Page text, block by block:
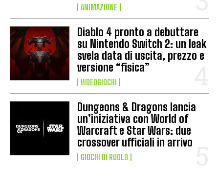
ANIMAZIONE
Diablo 4 pronto a debuttare
su Nintendo Switch 2: un leak
svela data di uscita, prezzo e
versione “fisica”
VIDEOGIOCHI
Dungeons & Dragons lancia
un’iniziativa con World of
Warcraft e Star Wars: due
crossover ufficiali in arrivo
GIOCHI DI RUOLO